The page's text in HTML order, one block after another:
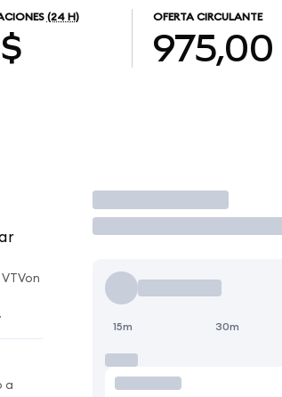
(24 H) OFERTA CIRCULANTE
975,00
a
Operar
15m 30m